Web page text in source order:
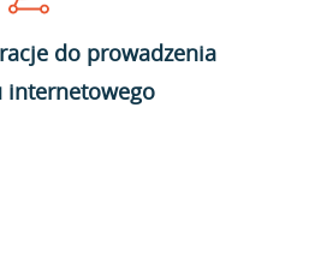
do prowadzenia
internetowego